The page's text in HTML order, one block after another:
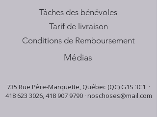
Tâches des bénévoles
Tarif de livraison
Conditions de Remboursement
Médias
735 Rue Père-Marquette, Québec (QC) G1S 3C1 ·
418 623 3026,418 907 9790· noschoses@mail.com